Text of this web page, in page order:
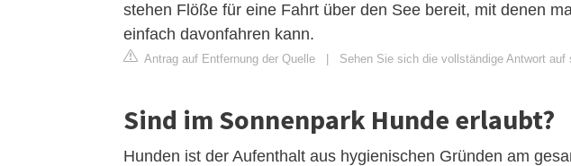
stehen Flöße für eine Fahrt über den See bereit, mit denen
einfach davonfahren kann.
Antrag auf Entfernung der Quelle Sehen Sie sich die vollständige Antwort auf
Sind im Sonnenpark Hunde erlaubt?
Hunden ist der Aufenthalt aus hygienischen Gründen am